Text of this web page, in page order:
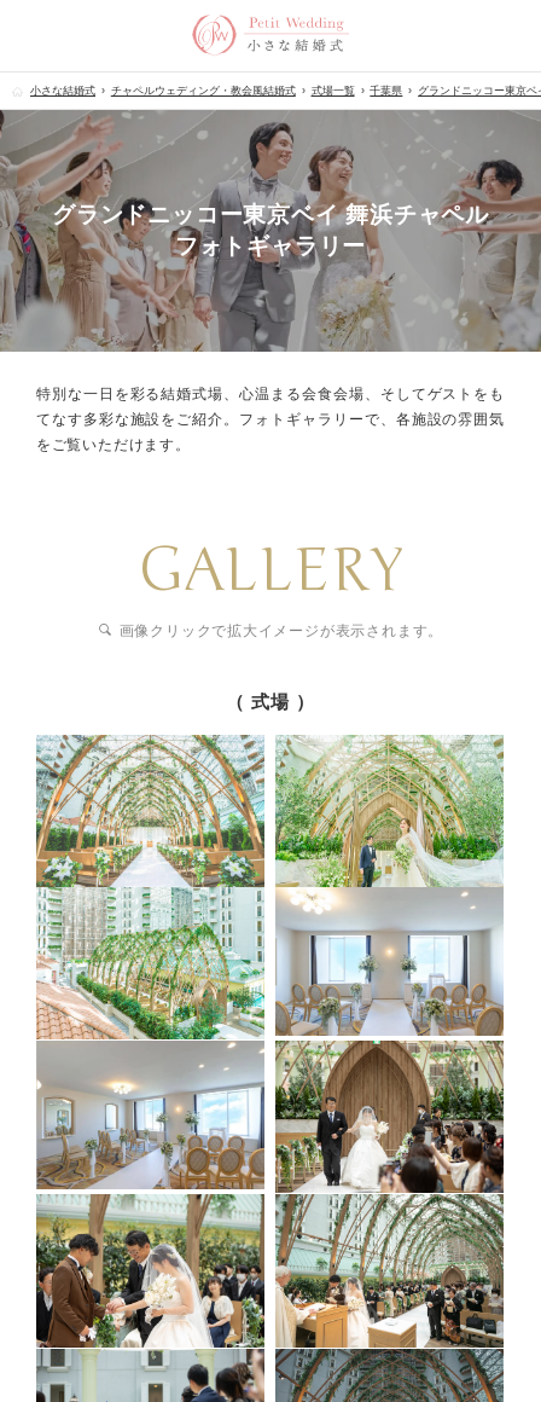
小さな結婚式 チャペルウェディング・教会風結婚式 式場一覧 千葉県 グランドニッコー東京
グランドニッコー東京ベイ 舞浜チャペル
フォトギャラリー
特別な一日を彩る結婚式場、心温まる会食会場、 そしてゲストをも
てなす多彩な施設をご紹介。フォトギャラリーで、 各施設の雰囲気
をご覧いただけます。
GALLERY
画像クリックで拡大イメージが表示されます。
（ 式場 ）